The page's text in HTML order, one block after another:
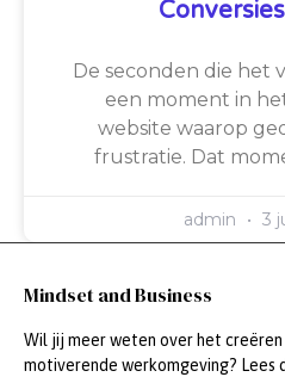
De seconden die het
een moment in
website waarop
frustratie. Dat
admin 3
Mindset and Business
Wil jij meer weten over het creëren
motiverende werkomgeving? Lees